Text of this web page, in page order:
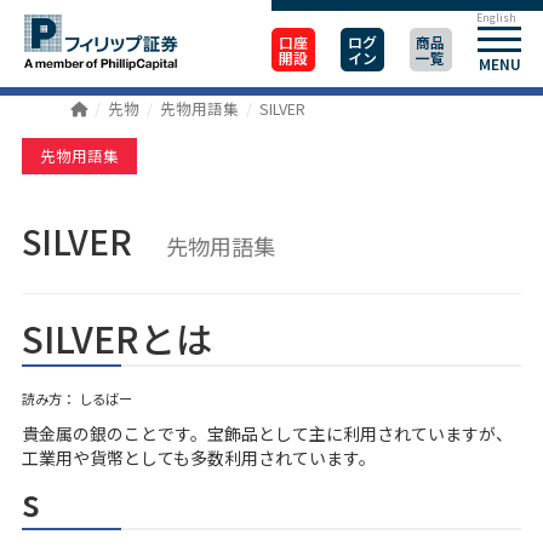
口座
開設
ログ
イン
商品
一覧 MENU
English
先物 先物用語集 SILVER
先物用語集
SILVER 先物用語集
SILVERとは
読み方： しるばー
貴金属の銀のことです。宝飾品として主に利用されていますが、
工業用や貨幣としても多数利用されています。
s